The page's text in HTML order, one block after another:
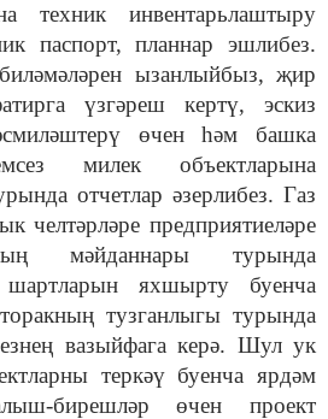
техник инвентарьлаштыру
паспорт, планнар эшлибез.
ызанлыйбыз, җир
үзгәреш кертү, эскиз
өчен һәм башка
милек объектларына
отчетлар әзерлибез. Газ
челтәрләре предприятиеләре
мәйданнары турында
шартларын яхшырту буенча
тузганлыгы турында
вазыйфага керә. Шул ук
теркәү буенча ярдәм
бирешләр өчен проект